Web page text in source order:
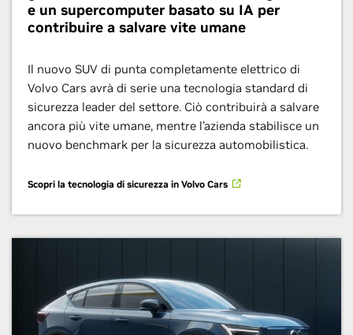
e un supercomputer basato su IA per
contribuire a salvare vite umane
Il nuovo SUV di punta completamente elettrico di
Volvo Cars avrà di serie una tecnologia standard di
sicurezza leader del settore. Ciò contribuirà a salvare
ancora più vite umane, mentre l’azienda stabilisce un
nuovo benchmark per la sicurezza automobilistica.
Scopri la tecnologia di sicurezza in Volvo Cars